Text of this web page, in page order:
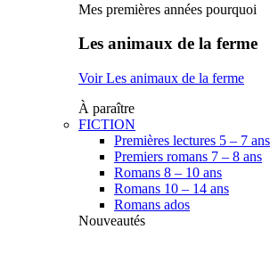
Mes premières années pourquoi
Les animaux de la ferme
Voir Les animaux de la ferme
À paraître
FICTION
Premières lectures 5 – 7 ans
Premiers romans 7 – 8 ans
Romans 8 – 10 ans
Romans 10 – 14 ans
Romans ados
Nouveautés